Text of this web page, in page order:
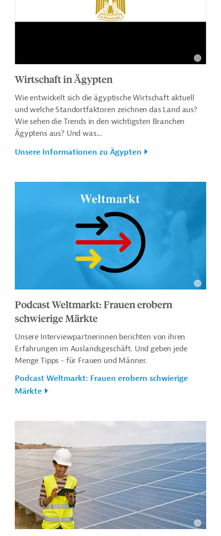
Wirtschaft in Ägypten
Wie entwickelt sich die ägyptische Wirtschaft aktuell
und welche Standortfaktoren zeichnen das Land aus?
Wie sehen die Trends in den wichtigsten Branchen
Ägyptens aus? Und was...
Unsere Informationen zu Ägypten
Podcast Weltmarkt: Frauen erobern
schwierige Märkte
Unsere Interviewpartnerinnen berichten von ihren
Erfahrungen im Auslandsgeschäft. Und geben jede
Menge Tipps - für Frauen und Männer.
Podcast Weltmarkt: Frauen erobern schwierige
Märkte